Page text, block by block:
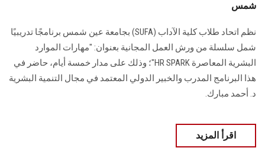
الزائـرون
سجل الان
شمس
نظم اتحاد طلاب كلية الآداب (SUFA) بجامعة عين شمس برنامجًا تدريبيًا
شمل سلسلة من ورش العمل المجانية بعنوان: "مهارات الموارد
البشرية المعاصرة HR SPARK"؛ وذلك على مدار خمسة أيام، حاضر في
هذا البرنامج المدرب والخبير الدولي المعتمد في مجال التنمية البشرية
د. أحمد مبارك.
اقرأ المزيد